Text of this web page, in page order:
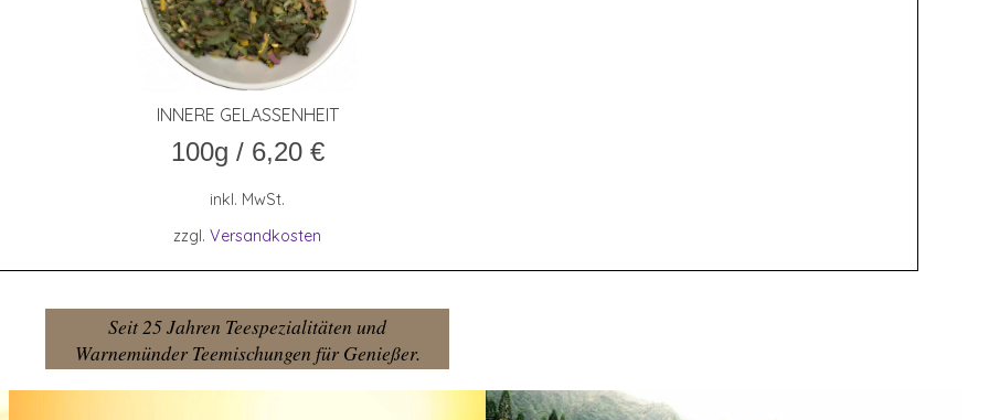
INNE­RE GELASSENHEIT
100g / 6,20 €
inkl. MwSt.
zzgl. Versandkosten
Seit 25 Jahren Teespezialitäten und
Warnemünder Teemischungen für Genießer.